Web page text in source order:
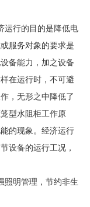
运行的目的是降低电
服务对象的要求是
备能力，加之设备
在运行时，不可避
，无形之中降低了
型水阻柜工作原
的现象。经济运行
设备的运行工况，
照明管理，节约非生